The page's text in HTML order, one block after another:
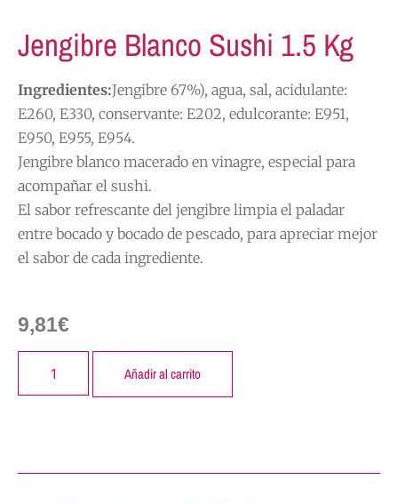
Jengibre Blanco Sushi 1.5 Kg
Ingredientes:Jengibre 67%), agua, sal, acidulante:
E260, E330, conservante: E202, edulcorante: E951,
E950, E955, E954.
Jengibre blanco macerado en vinagre, especial para
acompañar el sushi.
El sabor refrescante del jengibre limpia el paladar
entre bocado y bocado de pescado, para apreciar mejor
el sabor de cada ingrediente.
9,81€
Añadir al carrito